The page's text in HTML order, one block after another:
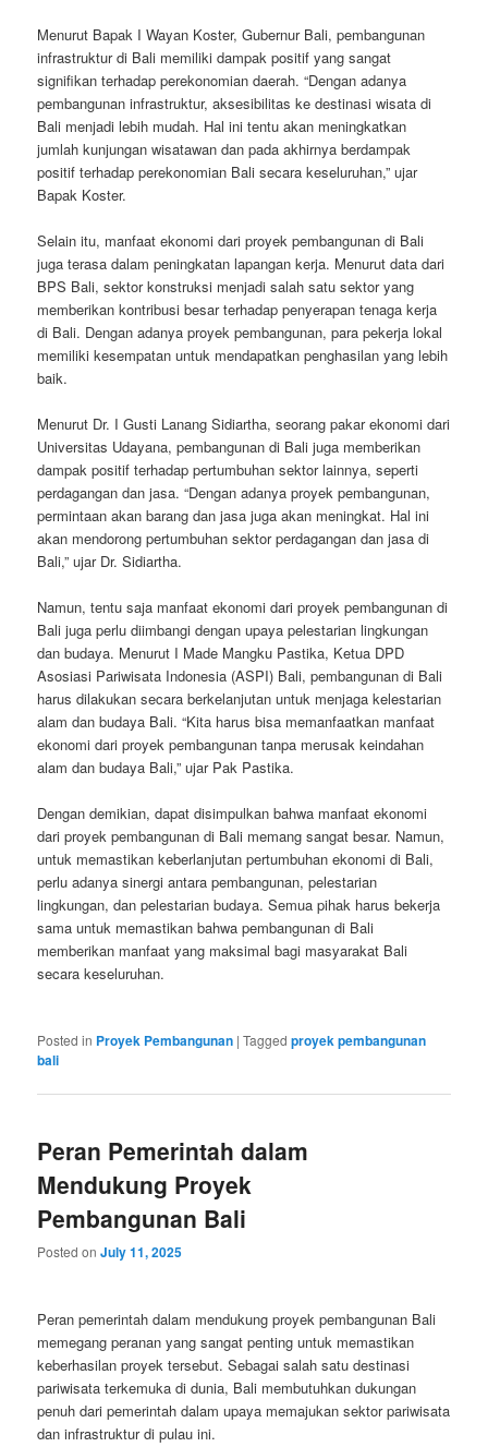
Menurut Bapak I Wayan Koster, Gubernur Bali, pembangunan
infrastruktur di Bali memiliki dampak positif yang sangat
signifikan terhadap perekonomian daerah. “Dengan adanya
pembangunan infrastruktur, aksesibilitas ke destinasi wisata di
Bali menjadi lebih mudah. Hal ini tentu akan meningkatkan
jumlah kunjungan wisatawan dan pada akhirnya berdampak
positif terhadap perekonomian Bali secara keseluruhan,” ujar
Bapak Koster.
Selain itu, manfaat ekonomi dari proyek pembangunan di Bali
juga terasa dalam peningkatan lapangan kerja. Menurut data dari
BPS Bali, sektor konstruksi menjadi salah satu sektor yang
memberikan kontribusi besar terhadap penyerapan tenaga kerja
di Bali. Dengan adanya proyek pembangunan, para pekerja lokal
memiliki kesempatan untuk mendapatkan penghasilan yang lebih
baik.
Menurut Dr. I Gusti Lanang Sidiartha, seorang pakar ekonomi dari
Universitas Udayana, pembangunan di Bali juga memberikan
dampak positif terhadap pertumbuhan sektor lainnya, seperti
perdagangan dan jasa. “Dengan adanya proyek pembangunan,
permintaan akan barang dan jasa juga akan meningkat. Hal ini
akan mendorong pertumbuhan sektor perdagangan dan jasa di
Bali,” ujar Dr. Sidiartha.
Namun, tentu saja manfaat ekonomi dari proyek pembangunan di
Bali juga perlu diimbangi dengan upaya pelestarian lingkungan
dan budaya. Menurut I Made Mangku Pastika, Ketua DPD
Asosiasi Pariwisata Indonesia (ASPI) Bali, pembangunan di Bali
harus dilakukan secara berkelanjutan untuk menjaga kelestarian
alam dan budaya Bali. “Kita harus bisa memanfaatkan manfaat
ekonomi dari proyek pembangunan tanpa merusak keindahan
alam dan budaya Bali,” ujar Pak Pastika.
Dengan demikian, dapat disimpulkan bahwa manfaat ekonomi
dari proyek pembangunan di Bali memang sangat besar. Namun,
untuk memastikan keberlanjutan pertumbuhan ekonomi di Bali,
perlu adanya sinergi antara pembangunan, pelestarian
lingkungan, dan pelestarian budaya. Semua pihak harus bekerja
sama untuk memastikan bahwa pembangunan di Bali
memberikan manfaat yang maksimal bagi masyarakat Bali
secara keseluruhan.
Posted in Proyek Pembangunan |Tagged proyek pembangunan
bali
Peran Pemerintah dalam
Mendukung Proyek
Pembangunan Bali
Posted onJuly 11, 2025
Peran pemerintah dalam mendukung proyek pembangunan Bali
memegang peranan yang sangat penting untuk memastikan
keberhasilan proyek tersebut. Sebagai salah satu destinasi
pariwisata terkemuka di dunia, Bali membutuhkan dukungan
penuh dari pemerintah dalam upaya memajukan sektor pariwisata
dan infrastruktur di pulau ini.